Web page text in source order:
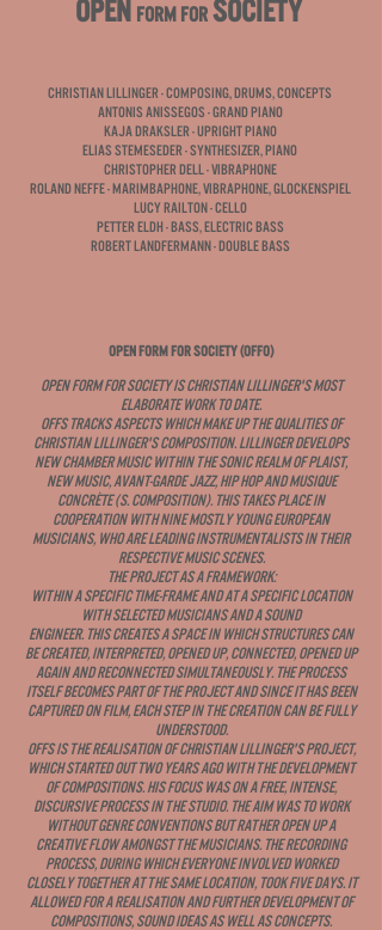
Open form for society
Christian Lillinger - Composing, Drums, Concepts
Antonis Anissegos - Grand Piano
Kaja Draksler - Upright Piano
Elias Stemeseder - Synthesizer, Piano
Christopher Dell - Vibraphone
Roland Neffe - Marimbaphone, Vibraphone, Glockenspiel
Lucy Railton - Cello
Petter Eldh - Bass, Electric Bass
Robert Landfermann - Double Bass
OPEN FORM FOR SOCIETY (OFFO)
Open Form For Society is Christian Lillinger's most
elaborate work to date.
OFFS tracks aspects which make up the qualities of
Christian Lillinger's composition. Lillinger develops
new chamber music within the sonic realm of PLAIST,
new music, avant-garde jazz, hip hop and musique
concrète (s. Composition). This takes place in
cooperation with nine mostly young European
musicians, who are leading instrumentalists in their
respective music scenes.
The project as a framework:
Within a specific time-frame and at a specific location
with selected musicians and a sound
engineer. This creates a space in which structures can
be created, interpreted, opened up, connected, opened up
again and reconnected simultaneously. The process
itself becomes part of the project and since it has been
captured on film, each step in the creation can be fully
understood.
OFFS is the realisation of Christian Lillinger's project,
which started out two years ago with the development
of compositions. His focus was on a free, intense,
discursive process in the studio. The aim was to work
without genre conventions but rather open up a
creative flow amongst the musicians. The recording
process, during which everyone involved worked
closely together at the same location, took five days. It
allowed for a realisation and further development of
compositions, sound ideas as well as concepts.